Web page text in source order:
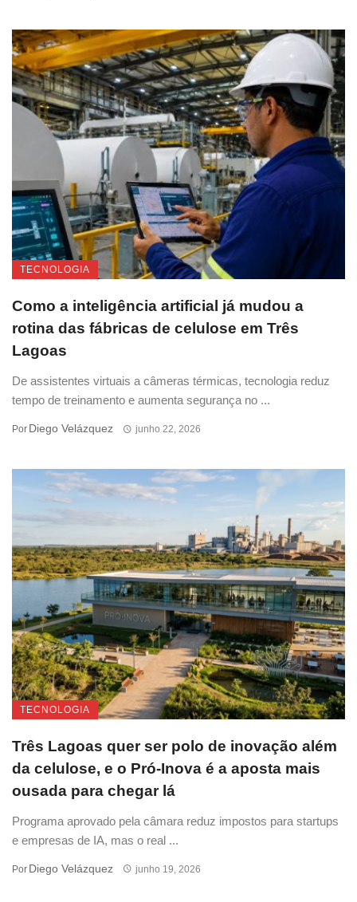
TECNOLOGIA
Como a inteligência artificial já mudou a
rotina das fábricas de celulose em Três
Lagoas
De assistentes virtuais a câmeras térmicas, tecnologia reduz
tempo de treinamento e aumenta segurança no ...
Por Diego Velázquez junho 22, 2026
TECNOLOGIA
Três Lagoas quer ser polo de inovação além
da celulose, e o Pró-Inova é a aposta mais
ousada para chegar lá
Programa aprovado pela câmara reduz impostos para startups
e empresas de IA, mas o real ...
Por Diego Velázquez junho 19, 2026